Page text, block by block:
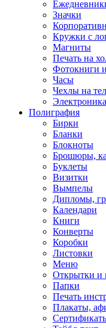
Значки
Кружки с
Магниты
Печать на
Фотокниги
Часы
Чехлы на
Полиграфия
Бирки
Бланки
Блокноты
Брошюры,
Буклеты
Визитки
Вымпелы
Дипломы,
Календари
Книги
Конверты
Коробки
Листовки
Меню
Открытки и
Папки
Печать
Плакаты,